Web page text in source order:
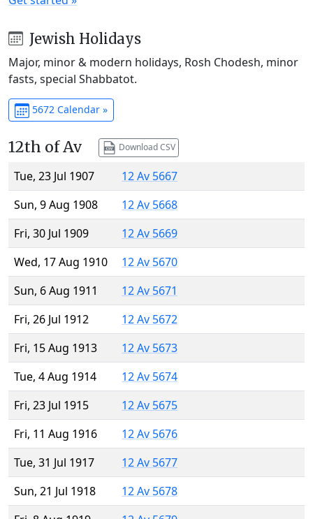
Jewish Holidays
Major, minor & modern holidays, Rosh Chodesh, minor
fasts, special Shabbatot.
5672 Calendar »
12th of Av Download CSV
Tue, 23 Jul 1907
12 Av 5667
Sun, 9 Aug 1908
12 Av 5668
Fri, 30 Jul 1909
12 Av 5669
Wed, 17 Aug 1910
12 Av 5670
Sun, 6 Aug 1911
12 Av 5671
Fri, 26 Jul 1912
12 Av 5672
Fri, 15 Aug 1913
12 Av 5673
Tue, 4 Aug 1914
12 Av 5674
Fri, 23 Jul 1915
12 Av 5675
Fri, 11 Aug 1916
12 Av 5676
Tue, 31 Jul 1917
12 Av 5677
Sun, 21 Jul 1918
12 Av 5678